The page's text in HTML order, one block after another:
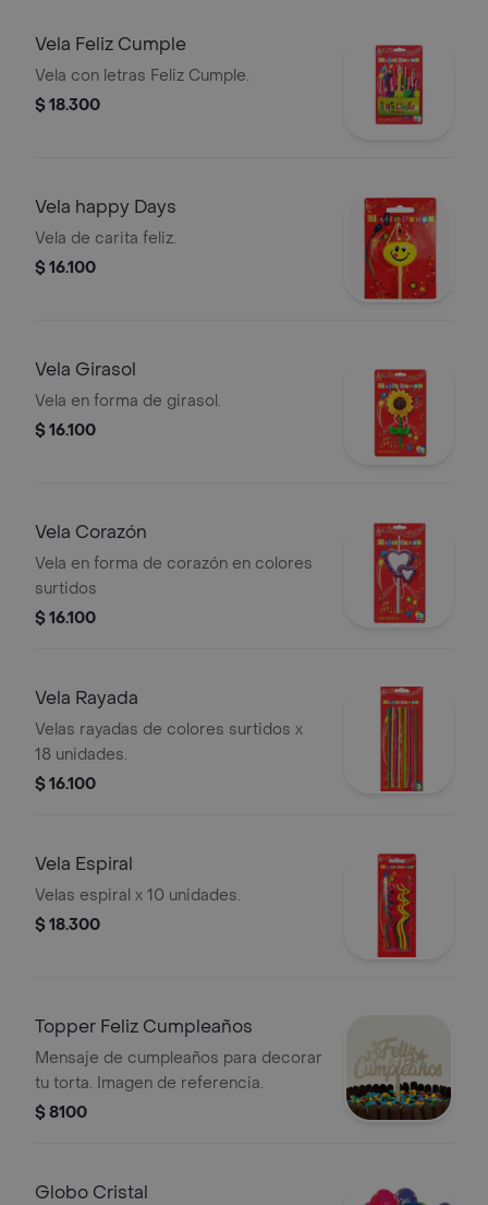
Vela Feliz Cumple
Vela con letras Feliz Cumple.
$ 18.300
Vela happy Days
Vela de carita feliz.
$ 16.100
Vela Girasol
Vela en forma de girasol.
$ 16.100
Vela Corazón
Vela en forma de corazón en colores
surtidos
$ 16.100
Vela Rayada
Velas rayadas de colores surtidos x
18 unidades.
$ 16.100
Vela Espiral
Velas espiral x 10 unidades.
$ 18.300
Topper Feliz Cumpleaños
Mensaje de cumpleaños para decorar
tu torta. Imagen de referencia.
$ 8100
Globo Cristal